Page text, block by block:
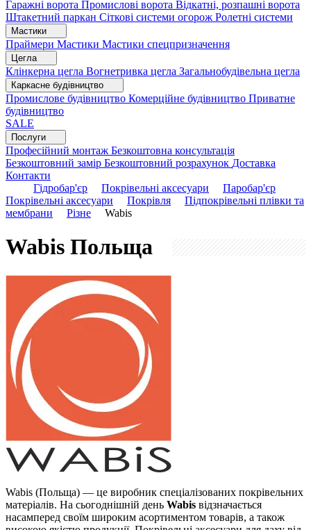
Гаражні ворота Промислові ворота Відкатні, розпашні ворота
Штакетний паркан Сіткові системи огорож Ролетні системи
Мастики
Праймери Мастики Мастики спецпризначення
Цегла
Клінкерна цегла Вогнетривка цегла Загальнобудівельна цегла
Каркасне будівництво
Промислове будівництво Комерційне будівництво Приватне
будівництво
SALE
Послуги
Професійний монтаж Безкоштовна консультація
Безкоштовний замір Безкоштовний розрахунок Доставка
Контакти
Гідробар'єр
Покрівельні аксесуари
Паробар'єр
Покрівельні аксесуари
Покрівля
Підпокрівельні плівки та
мембрани
Різне Wabis
Wabis Польща
Wabis (Польща) — це виробник спеціалізованих покрівельних
матеріалів. На сьогоднішній день Wabis відзначається
насамперед своїм широким асортиментом товарів, а також